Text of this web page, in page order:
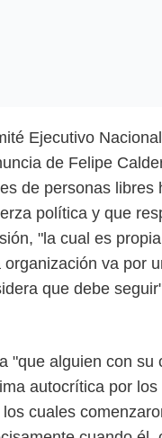
Ejecutivo
de Felipe
de personas libres
política y que
"la cual es
va por
que debe
"que alguien con su
autocrítica por los
cuales